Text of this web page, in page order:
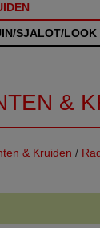
SJALOT/LOOK
&
& Kruiden /